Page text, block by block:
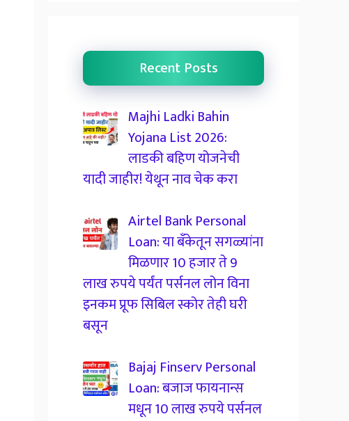
Recent Posts
Majhi Ladki Bahin
Yojana List 2026:
लाडकी बहिण योजनेची
यादी जाहीर! येथून नाव चेक करा
Airtel Bank Personal
Loan: या बँकेतून सगळ्यांना
मिळणार 10 हजार ते 9
लाख रुपये पर्यंत पर्सनल लोन विना
इनकम प्रूफ सिबिल स्कोर तेही घरी
बसून
Bajaj Finserv Personal
Loan: बजाज फायनान्स
मधून 10 लाख रुपये पर्सनल